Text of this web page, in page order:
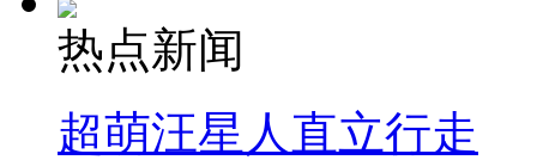
热点新闻
超萌汪星人直立行走